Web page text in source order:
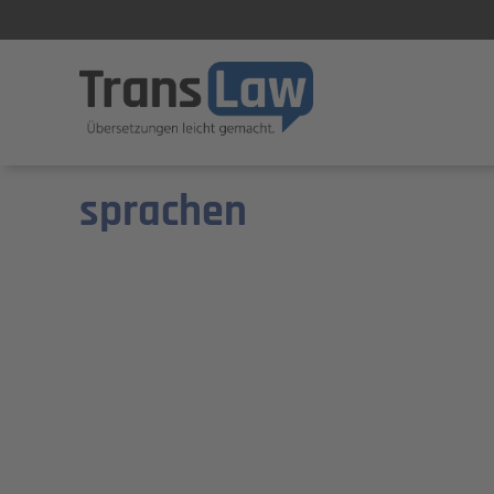
Startseite Schwedisch
Schwedisch
sprachen